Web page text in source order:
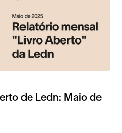
de Ledn: Maio de